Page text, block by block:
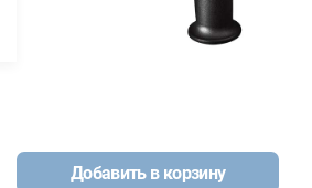
Добавить в корзину